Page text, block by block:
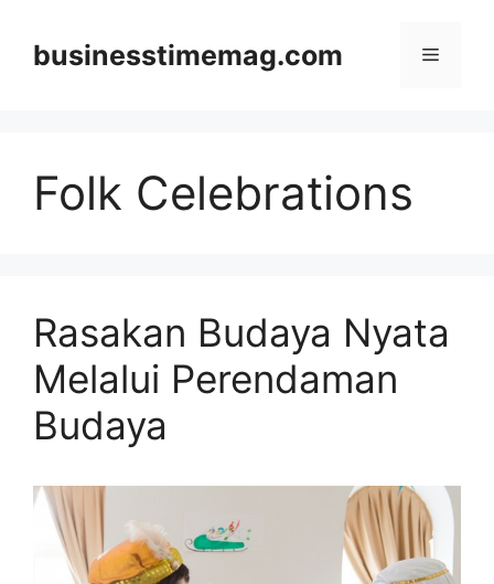
contentbusinesstimemag.com Menu
Folk Celebrations
Rasakan Budaya Nyata
Melalui Perendaman
Budaya